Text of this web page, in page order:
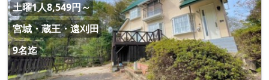
土曜1人8,549円～
宮城・蔵王・遠刈田
9名迄